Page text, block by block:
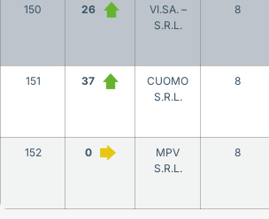
150 26
VI.SA. –
S.R.L.
8
151 37
CUOMO
S.R.L.
8
152 0
MPV
S.R.L.
8